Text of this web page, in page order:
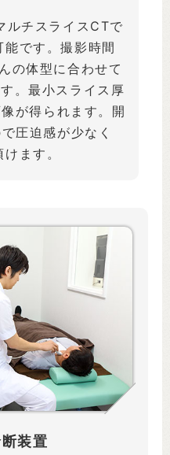
ルチスライスCTで
です。撮影時間
の体型に合わせて
。最小スライス厚
が得られます。開
圧迫感が少なく
ます。
装置